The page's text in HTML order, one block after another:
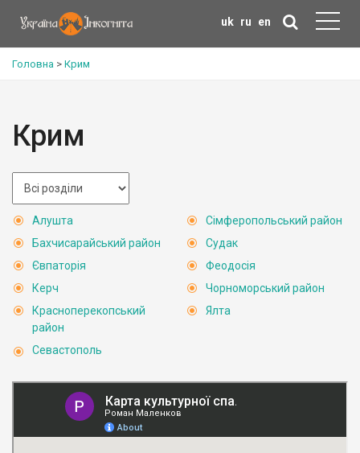
uk ru en
Головна > Крим
Крим
Алушта
Бахчисарайський район
Євпаторія
Керч
Красноперекопський
район
Севастополь
Сімферопольський район
Судак
Феодосія
Чорноморський район
Ялта